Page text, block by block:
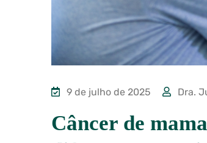
9 de julho de 2025 Dra.
Câncer de